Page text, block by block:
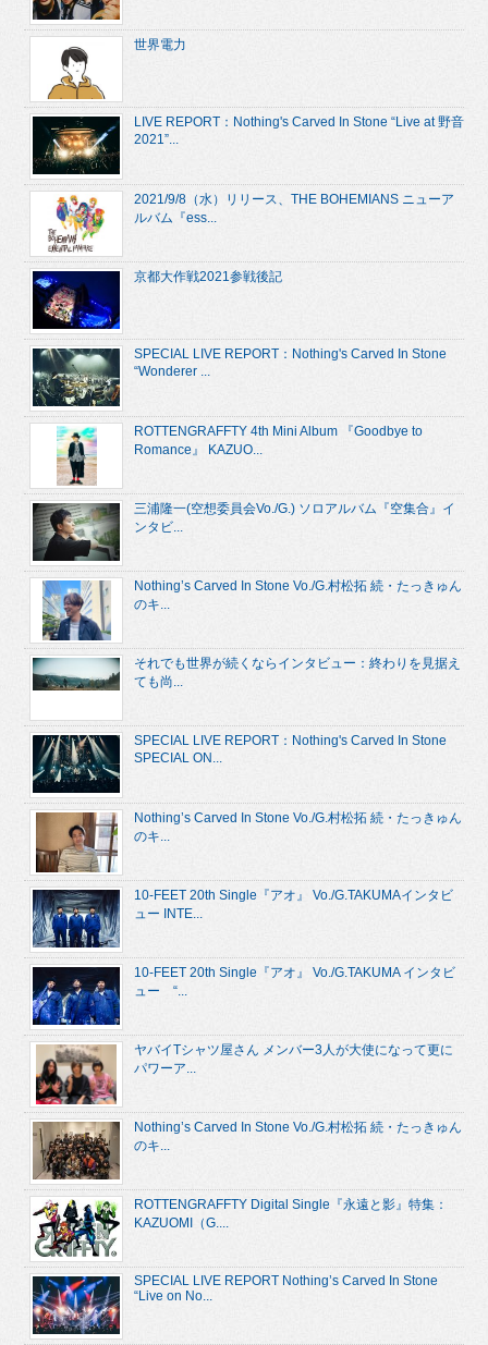
世界電力
LIVE REPORT：Nothing's Carved In Stone “Live at 野音
2021”...
2021/9/8（水）リリース、THE BOHEMIANS ニューア
ルバム『ess...
京都大作戦2021参戦後記
SPECIAL LIVE REPORT：Nothing's Carved In Stone
“Wonderer ...
ROTTENGRAFFTY 4th Mini Album 『Goodbye to
Romance』 KAZUO...
三浦隆一(空想委員会Vo./G.) ソロアルバム『空集合』イ
ンタビ...
Nothing’s Carved In Stone Vo./G.村松拓 続・たっきゅん
のキ...
それでも世界が続くならインタビュー：終わりを見据え
ても尚...
SPECIAL LIVE REPORT：Nothing's Carved In Stone
SPECIAL ON...
Nothing’s Carved In Stone Vo./G.村松拓 続・たっきゅん
のキ...
10-FEET 20th Single『アオ』 Vo./G.TAKUMAインタビ
ュー INTE...
10-FEET 20th Single『アオ』 Vo./G.TAKUMA インタビ
ュー “...
ヤバイTシャツ屋さん メンバー3人が大使になって更に
パワーア...
Nothing’s Carved In Stone Vo./G.村松拓 続・たっきゅん
のキ...
ROTTENGRAFFTY Digital Single『永遠と影』特集：
KAZUOMI（G....
SPECIAL LIVE REPORT Nothing’s Carved In Stone
“Live on No...